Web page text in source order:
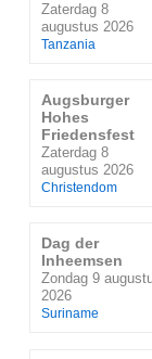
Zaterdag 8
augustus 2026
Tanzania
Augsburger
Hohes
Friedensfest
Zaterdag 8
augustus 2026
Christendom
Dag der
Inheemsen
Zondag 9
2026
Suriname